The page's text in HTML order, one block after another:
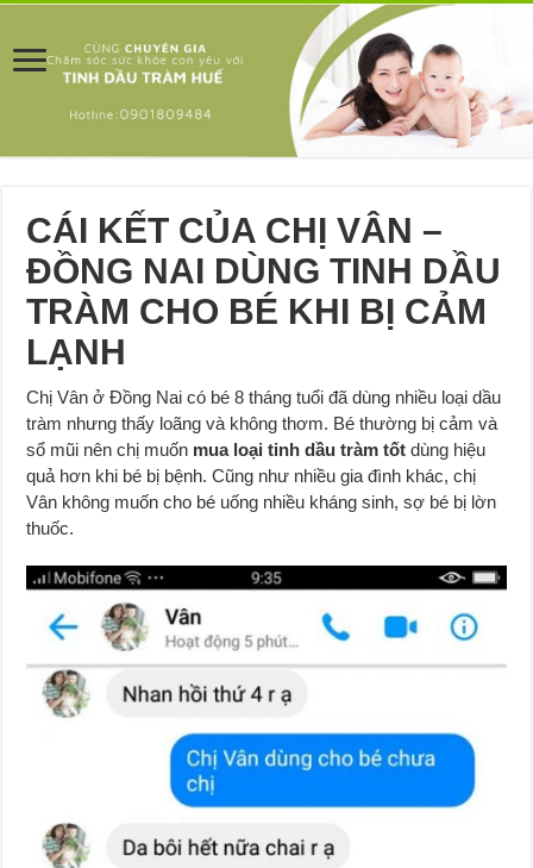
CÁI KẾT CỦA CHỊ VÂN –
ĐỒNG NAI DÙNG TINH DẦU
TRÀM CHO BÉ KHI BỊ CẢM
LẠNH
Chị Vân ở Đồng Nai có bé 8 tháng tuổi đã dùng nhiều loại dầu
tràm nhưng thấy loãng và không thơm. Bé thường bị cảm và
sổ mũi nên chị muốn mua loại tinh dầu tràm tốt dùng hiệu
quả hơn khi bé bị bệnh. Cũng như nhiều gia đình khác, chị
Vân không muốn cho bé uống nhiều kháng sinh, sợ bé bị lờn
thuốc.